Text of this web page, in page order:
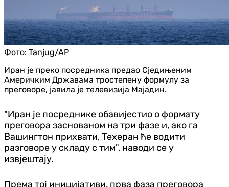
Фото: Tanjug/AP
Иран је преко посредника предао Сједињеним
Америчким Државама тростепену формулу за
преговоре, јавила је телевизија Мајадин.
"Иран је посреднике обавијестио о формату
преговора заснованом на три фазе и, ако га
Вашингтон прихвати, Техеран ће водити
разговоре у складу с тим", наводи се у
извјештају.
Према тој иницијативи, прва фаза преговора